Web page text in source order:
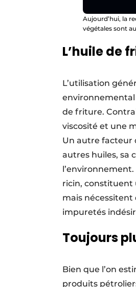
Aujourd’hui, la
végétales sont
L’huile de
L’utilisation
environnemental
de friture.
viscosité et une
Un autre facteur
autres huiles, sa
ricin, constituent
mais
impuretés
Toujours
Bien que l’on
produits